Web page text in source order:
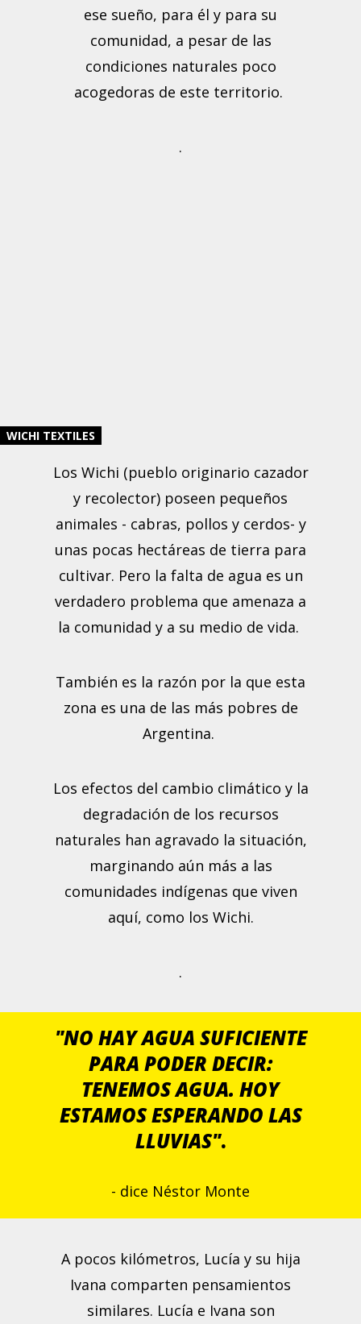
ese sueño, para él y para su
comunidad, a pesar de las
condiciones naturales poco
acogedoras de este territorio.
.
WICHI TEXTILES
Los Wichi (pueblo originario cazador
y recolector) poseen pequeños
animales - cabras, pollos y cerdos- y
unas pocas hectáreas de tierra para
cultivar. Pero la falta de agua es un
verdadero problema que amenaza a
la comunidad y a su medio de vida.
También es la razón por la que esta
zona es una de las más pobres de
Argentina.
Los efectos del cambio climático y la
degradación de los recursos
naturales han agravado la situación,
marginando aún más a las
comunidades indígenas que viven
aquí, como los Wichi.
.
"NO HAY AGUA SUFICIENTE
PARA PODER DECIR:
TENEMOS AGUA. HOY
ESTAMOS ESPERANDO LAS
LLUVIAS".
- dice Néstor Monte
A pocos kilómetros, Lucía y su hija
Ivana comparten pensamientos
similares. Lucía e Ivana son